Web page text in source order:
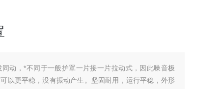
动，*不同于一般护罩一片接一片拉动式，因此噪音极
以更平稳，没有振动产生。坚固耐用，运行平稳，外形